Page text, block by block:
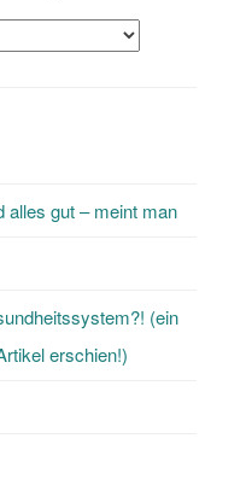
alles gut – meint man
(ein
erschien!)